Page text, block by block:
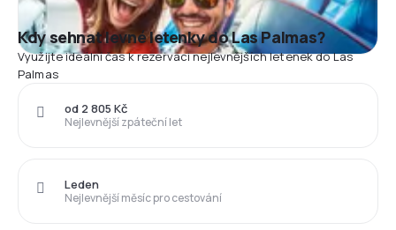
Kdy sehnat levné letenky do Las Palmas?
Využijte ideální čas k rezervaci nejlevnějších letenek do Las
Palmas
Nejlevnější zpáteční let
od 2 805 Kč
Nejlevnější měsíc pro cestování
Leden